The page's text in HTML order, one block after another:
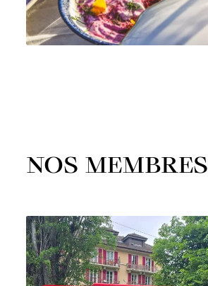
NOS MEMBRES